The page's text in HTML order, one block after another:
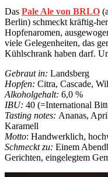
Das Pale Ale von BRLO
Berlin) schmeckt kräftig-
Hopfenaromen,
viele Gelegenheiten, das
Kühlschrank haben darf.
Gebraut in: Landsberg
Hopfen: Citra, Cascade,
Alkoholgehalt: 6,0 %
IBU: 40 (=International
Tasting notes: Ananas,
Karamell
Motto: Handwerklich,
Schmeckt zu: Einem
Gerichten, eingelegtem